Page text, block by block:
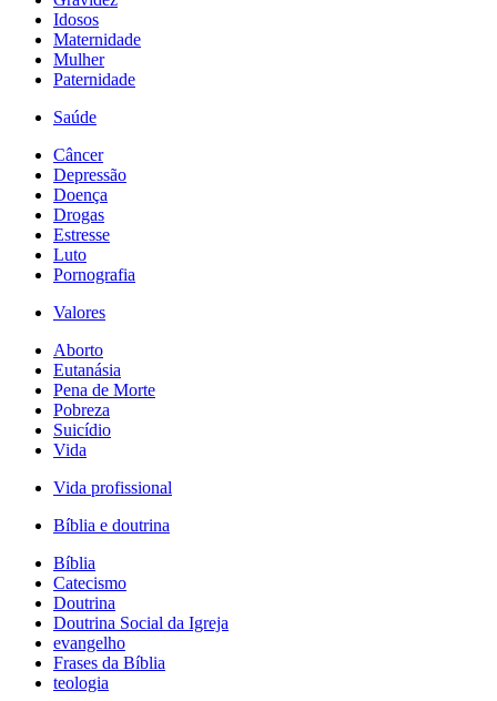
Idosos
Maternidade
Mulher
Paternidade
Saúde
Câncer
Depressão
Doença
Drogas
Estresse
Luto
Pornografia
Valores
Aborto
Eutanásia
Pena de Morte
Pobreza
Suicídio
Vida
Vida profissional
Bíblia e doutrina
Bíblia
Catecismo
Doutrina
Doutrina Social da Igreja
evangelho
Frases da Bíblia
teologia